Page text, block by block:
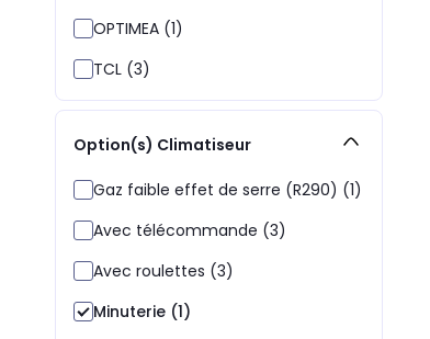
OPTIMEA (1)
TCL (3)
Option(s) Climatiseur
Gaz faible effet de serre (R290) (1)
Avec télécommande (3)
Avec roulettes (3)
Minuterie (1)